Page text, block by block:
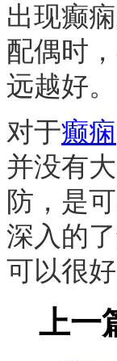
出现癫
配偶时
远越好。
对于癫痫
并没有
防，是
深入的
可以很
上一